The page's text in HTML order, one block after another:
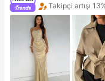
Takipçi artışı